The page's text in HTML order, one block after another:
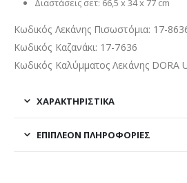
Διαστάσεις σετ: 66,5 x 34 x 77 cm
Κωδικός Λεκάνης Πισωστόμια: 17-
Κωδικός Καζανάκι: 17-7636
Κωδικός Καλύμματος Λεκάνης DORA
ΧΑΡΑΚΤΗΡΙΣΤΙΚΑ
ΕΠΙΠΛΈΟΝ ΠΛΗΡΟΦΟΡΊΕΣ